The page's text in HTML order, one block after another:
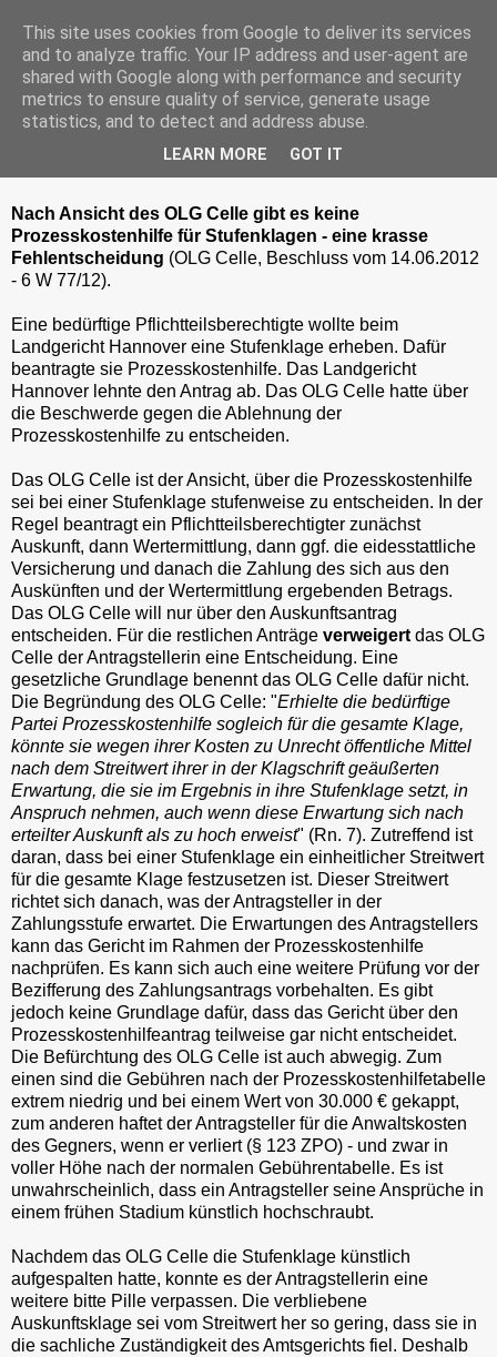
Mittwoch, 4. Juli 2012
Keine Prozesskostenhilfe für
Nach Ansicht des OLG Celle gibt es keine
Prozesskostenhilfe für Stufenklagen - eine krasse
Fehlentscheidung (OLG Celle, Beschluss vom 14.06.2012
- 6 W 77/12).
Eine bedürftige Pflichtteilsberechtigte wollte beim
Landgericht Hannover eine Stufenklage erheben. Dafür
beantragte sie Prozesskostenhilfe. Das Landgericht
Hannover lehnte den Antrag ab. Das OLG Celle hatte über
die Beschwerde gegen die Ablehnung der
Prozesskostenhilfe zu entscheiden.
Das OLG Celle ist der Ansicht, über die Prozesskostenhilfe
sei bei einer Stufenklage stufenweise zu entscheiden. In der
Regel beantragt ein Pflichtteilsberechtigter zunächst
Auskunft, dann Wertermittlung, dann ggf. die eidesstattliche
Versicherung und danach die Zahlung des sich aus den
Auskünften und der Wertermittlung ergebenden Betrags.
Das OLG Celle will nur über den Auskunftsantrag
entscheiden. Für die restlichen Anträge verweigert das OLG
Celle der Antragstellerin eine Entscheidung. Eine
gesetzliche Grundlage benennt das OLG Celle dafür nicht.
Die Begründung des OLG Celle: "Erhielte die bedürftige
Partei Prozesskostenhilfe sogleich für die gesamte Klage,
könnte sie wegen ihrer Kosten zu Unrecht öffentliche Mittel
nach dem Streitwert ihrer in der Klagschrift geäußerten
Erwartung, die sie im Ergebnis in ihre Stufenklage setzt, in
Anspruch nehmen, auch wenn diese Erwartung sich nach
erteilter Auskunft als zu hoch erweist" (Rn. 7). Zutreffend ist
daran, dass bei einer Stufenklage ein einheitlicher Streitwert
für die gesamte Klage festzusetzen ist. Dieser Streitwert
richtet sich danach, was der Antragsteller in der
Zahlungsstufe erwartet. Die Erwartungen des Antragstellers
kann das Gericht im Rahmen der Prozesskostenhilfe
nachprüfen. Es kann sich auch eine weitere Prüfung vor der
Bezifferung des Zahlungsantrags vorbehalten. Es gibt
jedoch keine Grundlage dafür, dass das Gericht über den
Prozesskostenhilfeantrag teilweise gar nicht entscheidet.
Die Befürchtung des OLG Celle ist auch abwegig. Zum
einen sind die Gebühren nach der Prozesskostenhilfetabelle
extrem niedrig und bei einem Wert von 30.000 € gekappt,
zum anderen haftet der Antragsteller für die Anwaltskosten
des Gegners, wenn er verliert (§ 123 ZPO) - und zwar in
voller Höhe nach der normalen Gebührentabelle. Es ist
unwahrscheinlich, dass ein Antragsteller seine Ansprüche in
einem frühen Stadium künstlich hochschraubt.
Nachdem das OLG Celle die Stufenklage künstlich
aufgespalten hatte, konnte es der Antragstellerin eine
weitere bitte Pille verpassen. Die verbliebene
Auskunftsklage sei vom Streitwert her so gering, dass sie in
die sachliche Zuständigkeit des Amtsgerichts fiel. Deshalb
This site uses cookies from Google to deliver its services
and to analyze traffic. Your IP address and user-agent are
shared with Google along with performance and security
metrics to ensure quality of service, generate usage
statistics, and to detect and address abuse.
LEARN MORE GOT IT